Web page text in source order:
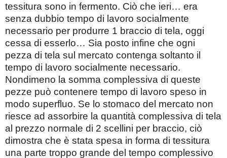
tessitura sono in fermento. Ciò che ieri… era
senza dubbio tempo di lavoro socialmente
necessario per produrre 1 braccio di tela, oggi
cessa di esserlo… Sia posto infine che ogni
pezza di tela sul mercato contenga soltanto il
tempo di lavoro socialmente necessario.
Nondimeno la somma complessiva di queste
pezze può contenere tempo di lavoro speso in
modo superfluo. Se lo stomaco del mercato non
riesce ad assorbire la quantità complessiva di tela
al prezzo normale di 2 scellini per braccio, ciò
dimostra che è stata spesa in forma di tessitura
una parte troppo grande del tempo complessivo